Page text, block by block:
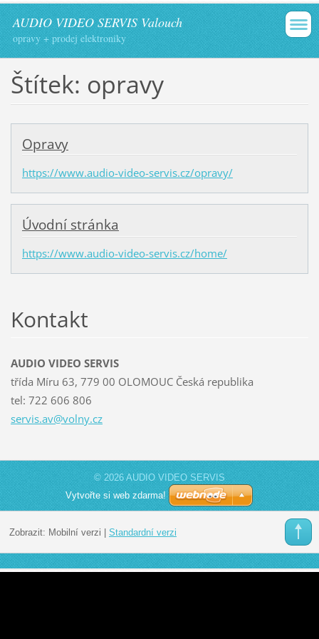
AUDIO VIDEO SERVIS Valouch
opravy + prodej elektroniky
Štítek: opravy
Opravy
https://www.audio-video-servis.cz/opravy/
Úvodní stránka
https://www.audio-video-servis.cz/home/
Kontakt
AUDIO VIDEO SERVIS
třída Míru 63, 779 00 OLOMOUC Česká republika
tel: 722 606 806
servis.av@volny.cz
© 2026 AUDIO VIDEO SERVIS
Vytvořte si web zdarma!
Zobrazit: Mobilní verzi Standardní verzi